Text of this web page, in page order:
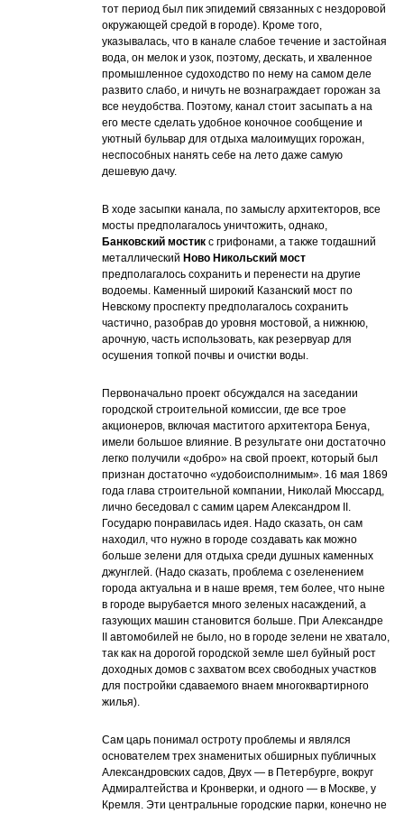
тот период был пик эпидемий связанных с нездоровой
окружающей средой в городе). Кроме того,
указывалась, что в канале слабое течение и застойная
вода, он мелок и узок, поэтому, дескать, и хваленное
промышленное судоходство по нему на самом деле
развито слабо, и ничуть не вознаграждает горожан за
все неудобства. Поэтому, канал стоит засыпать а на
его месте сделать удобное коночное сообщение и
уютный бульвар для отдыха малоимущих горожан,
неспособных нанять себе на лето даже самую
дешевую дачу.
В ходе засыпки канала, по замыслу архитекторов, все
мосты предполагалось уничтожить, однако,
Банковский мостик с грифонами, а также тогдашний
металлическийНово Никольский мост
предполагалось сохранить и перенести на другие
водоемы. Каменный широкий Казанский мост по
Невскому проспекту предполагалось сохранить
частично, разобрав до уровня мостовой, а нижнюю,
арочную, часть использовать, как резервуар для
осушения топкой почвы и очистки воды.
Первоначально проект обсуждался на заседании
городской строительной комиссии, где все трое
акционеров, включая маститого архитектора Бенуа,
имели большое влияние. В результате они достаточно
легко получили «добро» на свой проект, который был
признан достаточно «удобоисполнимым». 16 мая 1869
года глава строительной компании, Николай Мюссард,
лично беседовал с самим царем Александром II.
Государю понравилась идея. Надо сказать, он сам
находил, что нужно в городе создавать как можно
больше зелени для отдыха среди душных каменных
джунглей. (Надо сказать, проблема с озеленением
города актуальна и в наше время, тем более, что ныне
в городе вырубается много зеленых насаждений, а
газующих машин становится больше. При Александре
II автомобилей не было, но в городе зелени не хватало,
так как на дорогой городской земле шел буйный рост
доходных домов с захватом всех свободных участков
для постройки сдаваемого внаем многоквартирного
жилья).
Сам царь понимал остроту проблемы и являлся
основателем трех знаменитых обширных публичных
Александровских садов, Двух — в Петербурге, вокруг
Адмиралтейства и Кронверки, и одного — в Москве, у
Кремля. Эти центральные городские парки, конечно не